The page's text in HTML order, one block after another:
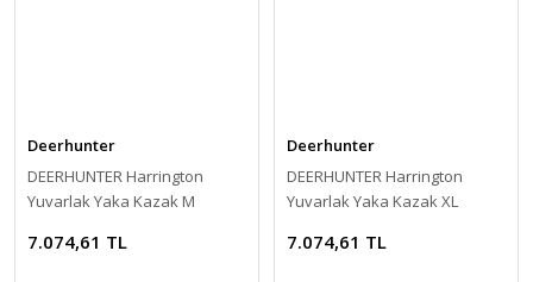
Deerhunter
DEERHUNTER Harrington
Yuvarlak Yaka Kazak M
7.074,61 TL
Deerhunter
DEERHUNTER Harrington
Yuvarlak Yaka Kazak XL
7.074,61 TL